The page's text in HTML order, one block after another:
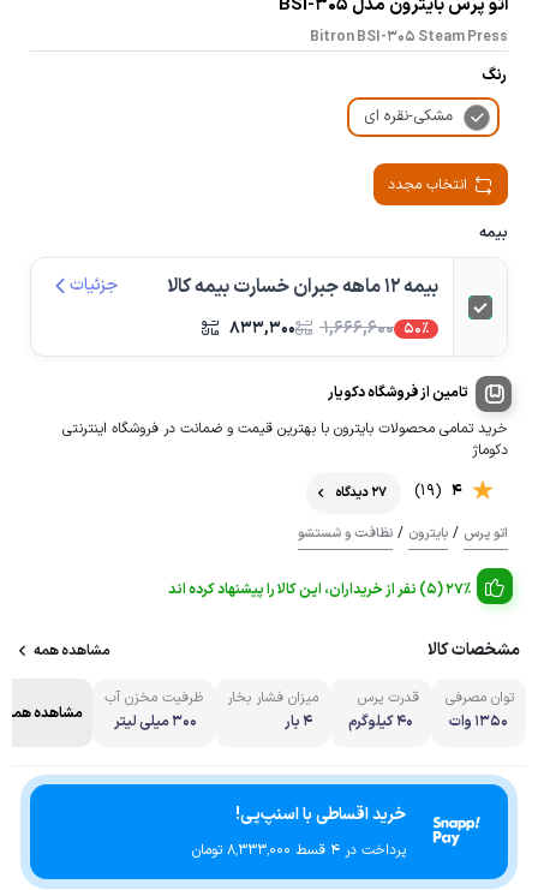
Bitron BSI-305 Steam Press
رنگ
مشکی-نقره ای
انتخاب مجدد
بیمه
بیمه 12 ماهه جبران خسارت بیمه کالا
50% ۱,۶۶۶,۶۰۰ ۸۳۳,۳۰۰
جزئیات
تامین از فروشگاه دکویار
خرید تمامی محصولات بایترون با بهترین قیمت و ضمانت در فروشگاه اینترنتی
دکوماژ
4
(19)
27 دیدگاه
اتو پرس / بایترون / نظافت و شستشو
27% (5) نفر از خریداران، این کالا را پیشنهاد کرده اند
مشخصات کالا مشاهده همه
توان مصرفی
۱۳۵۰ وات
قدرت پرس
۴۰ کیلوگرم
میزان فشار بخار
۴ بار
ظرفیت مخزن آب
۳۰۰ میلی لیتر
مشاهده همه
خرید اقساطی با اسنپ‌پی!
پرداخت در 4 قسط ۸٬۳۳۳٬۰۰۰ تومان